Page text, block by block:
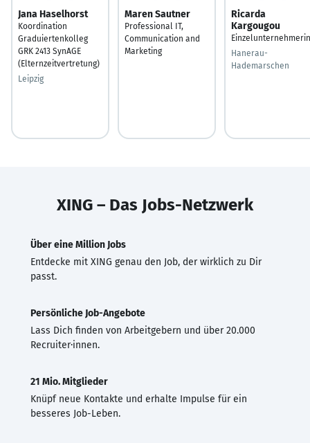
Jana Haselhorst
Koordination
Graduiertenkolleg
GRK 2413 SynAGE
(Elternzeitvertretung)
Leipzig
Maren Sautner
Professional IT,
Communication and
Marketing
Ricarda
Kargougou
Einzelunternehmerin
Hanerau-
Hademarschen
XING – Das Jobs-Netzwerk
Über eine Million Jobs
Entdecke mit XING genau den Job, der wirklich zu Dir
passt.
Persönliche Job-Angebote
Lass Dich finden von Arbeitgebern und über 20.000
Recruiter·innen.
21 Mio. Mitglieder
Knüpf neue Kontakte und erhalte Impulse für ein
besseres Job-Leben.